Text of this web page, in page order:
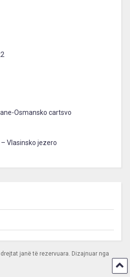
Osmansko cartsvo
Vlasinsko jezero
janë të rezervuara. Dizajnuar nga